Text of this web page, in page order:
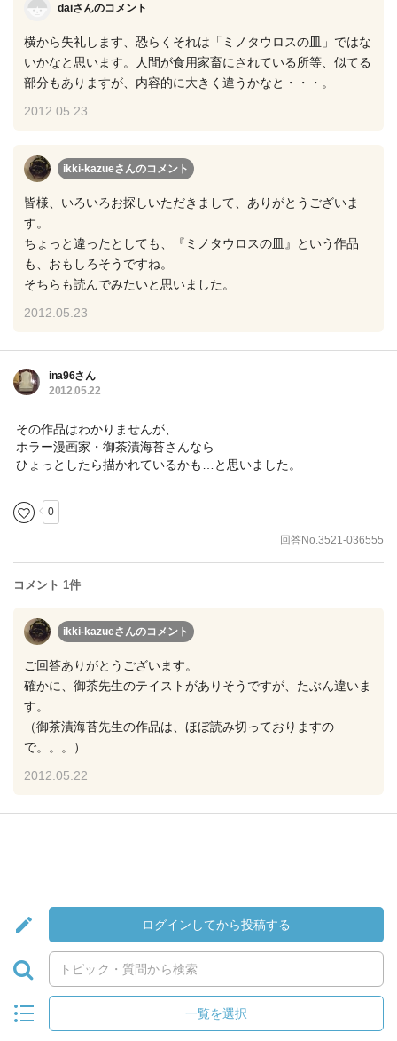
daiさんのコメント
横から失礼します、恐らくそれは「ミノタウロスの皿」ではな
いかなと思います。人間が食用家畜にされている所等、似てる
部分もありますが、内容的に大きく違うかなと・・・。
2012.05.23
ikki-kazueさんのコメント
皆様、いろいろお探しいただきまして、ありがとうございま
す。
ちょっと違ったとしても、『ミノタウロスの皿』という作品
も、おもしろそうですね。
そちらも読んでみたいと思いました。
2012.05.23
ina96さん
2012.05.22
その作品はわかりませんが、
ホラー漫画家・御茶漬海苔さんなら
ひょっとしたら描かれているかも…と思いました。
0
回答No.3521-036555
コメント 1件
ikki-kazueさんのコメント
ご回答ありがとうございます。
確かに、御茶先生のテイストがありそうですが、たぶん違いま
す。
（御茶漬海苔先生の作品は、ほぼ読み切っておりますの
で。。。）
2012.05.22
ログインしてから投稿する
一覧を選択